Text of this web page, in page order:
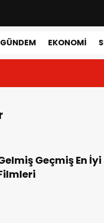
GÜNDEM EKONOMI
Geçmiş En İyi